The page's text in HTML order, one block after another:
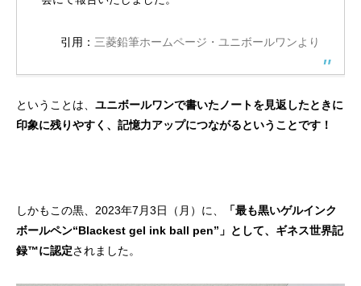
引用： 三菱鉛筆ホームページ・ユニボールワンより
ということは、 ユニボールワンで書いたノートを見返したときに
印象に残りやすく、記憶力アップにつながるということです！
しかもこの黒、2023年7月3日（月）に、
「最も黒いゲルインク
ボールペン“Blackest gel ink ball pen”」として、ギネス世界記
録™に認定されました。